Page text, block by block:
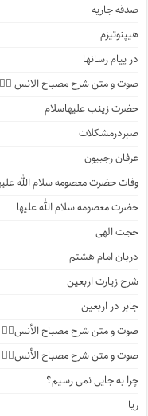
صدقه جاریه
هیپنوتیزم
در پیام رسانها
صوت و متن شرح مصباح الانس ۵️⃣
حضرت زینب علیهاسلام
صبردرمشکلات
عرفان رجبیون
وفات حضرت معصومه سلام الله
حضرت معصومه سلام الله علیها
حجت الهی
دربان امام هشتم
شرح زیارت اربعین
جابر در اربعین
صوت و متن شرح مصباح الأنس۴️⃣
صوت و متن شرح مصباح الأنس۳️⃣
چرا به جایی نمی رسیم؟
ریا